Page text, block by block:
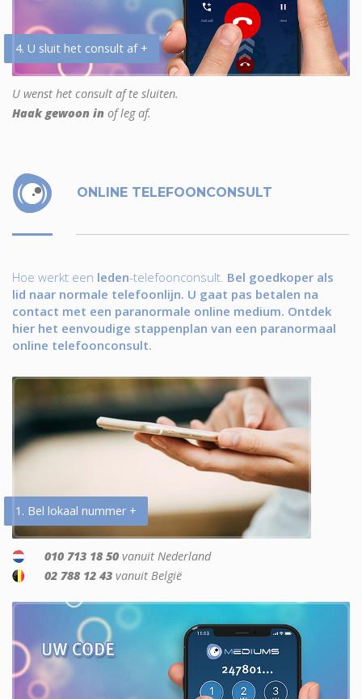
4. U sluit het consult af +
U wenst het consult af te sluiten.
Haak gewoon in of leg af.
ONLINE TELEFOONCONSULT
Hoe werkt een leden-telefoonconsult. Bel goedkoper als
lid naar normale telefoonlijn. U gaat pas betalen na
contact met een paranormale online medium. Ontdek
hier het eenvoudige stappenplan van een paranormaal
online telefoonconsult.
1. Bel lokaal nummer +
010 713 18 50 vanuit Nederland
02 788 12 43 vanuit België